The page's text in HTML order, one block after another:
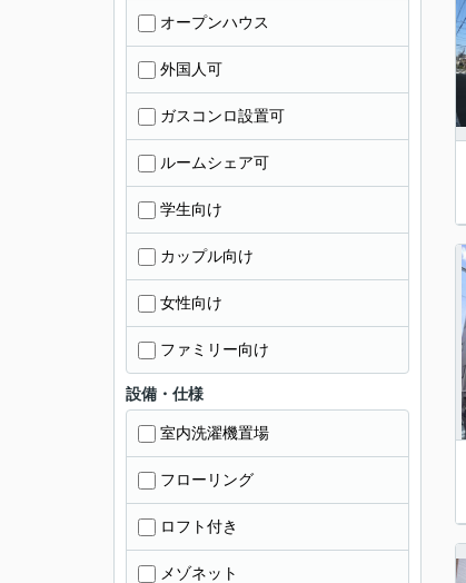
オープンハウス
外国人可
ガスコンロ設置可
ルームシェア可
学生向け
カップル向け
女性向け
ファミリー向け
設備・仕様
室内洗濯機置場
フローリング
ロフト付き
メゾネット